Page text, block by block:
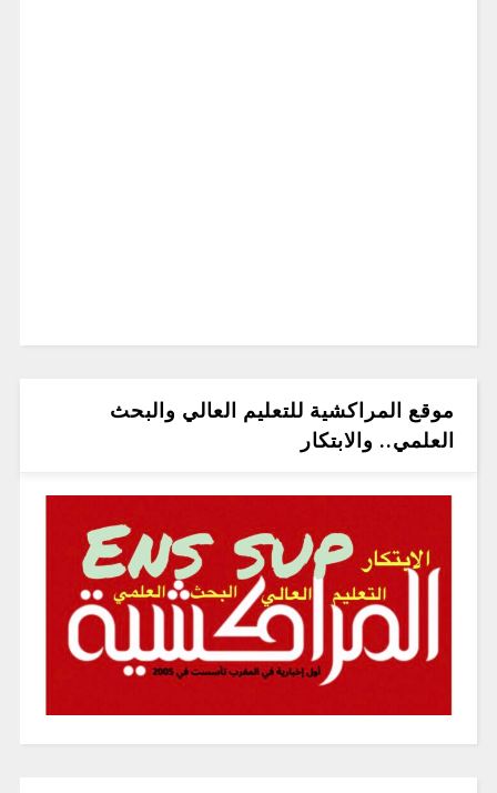
موقع المراكشية للتعليم العالي والبحث
العلمي.. والابتكار